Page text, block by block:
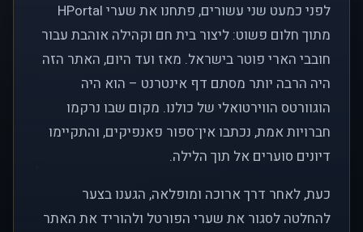
לפני כמעט שני עשורים, פתחנו את שערי HPortal
מתוך חלום פשוט: ליצור בית חם וקהילה אוהבת עבור
חובבי הארי פוטר בישראל. מאז ועד היום, האתר הזה
היה הרבה יותר מסתם דף אינטרנט – הוא היה
הוגוורטס הווירטואלי של כולנו. מקום שבו נרקמו
חברויות אמת, נכתבו אין־ספור פאנפיקים, והתקיימו
דיונים סוערים אל תוך הלילה.
כעת, לאחר דרך ארוכה ומופלאה, הגענו בצער
להחלטה לסגור את שערי הפורטל ולהוריד את האתר